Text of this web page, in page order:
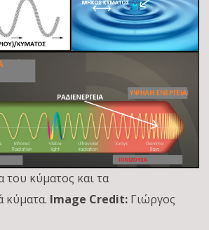
του κύματος και τα
κύματα. Image Credit: Γιώργος